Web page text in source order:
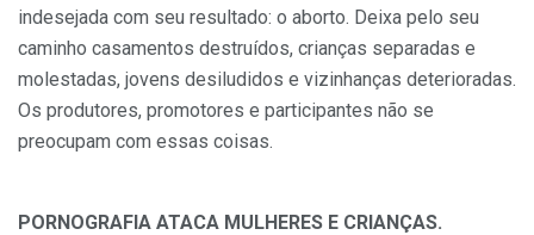
indesejada com seu resultado: o aborto. Deixa pelo seu
caminho casamentos destruídos, crianças separadas e
molestadas, jovens desiludidos e vizinhanças deterioradas.
Os produtores, promotores e participantes não se
preocupam com essas coisas.
PORNOGRAFIA ATACA MULHERES E CRIANÇAS.